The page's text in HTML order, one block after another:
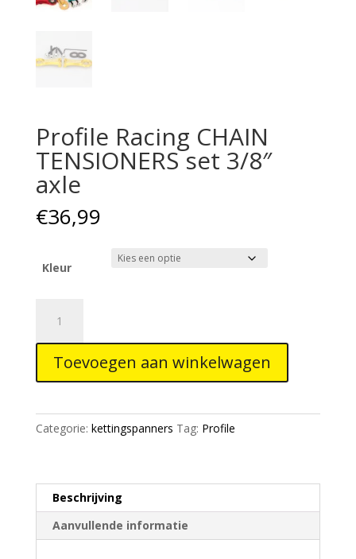
Profile Racing CHAIN
TENSIONERS set 3/8″
axle
€36,99
Kleur
Racing
CHAIN
TENSIONERS
set
axle
aantal
Toevoegen aan winkelwagen
Categorie: kettingspanners Tag: Profile
Beschrijving
Aanvullende informatie